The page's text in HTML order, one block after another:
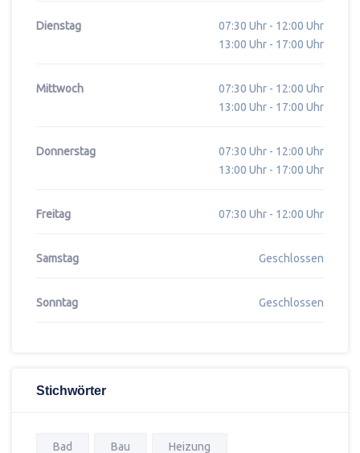
Dienstag
07:30 Uhr - 12:00 Uhr
13:00 Uhr - 17:00 Uhr
Mittwoch
07:30 Uhr - 12:00 Uhr
13:00 Uhr - 17:00 Uhr
Donnerstag
07:30 Uhr - 12:00 Uhr
13:00 Uhr - 17:00 Uhr
Freitag 07:30 Uhr - 12:00 Uhr
Samstag Geschlossen
Sonntag Geschlossen
Stichwörter
Bad Bau Heizung